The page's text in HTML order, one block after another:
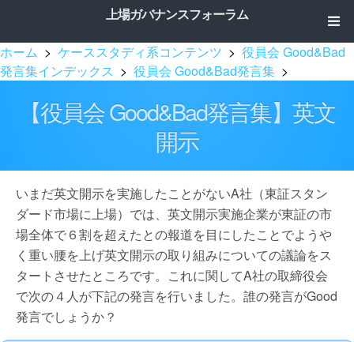
上場ガバナンスフォーラム
ホーム > ケーススタディ系コンテンツ > 役員会 Good&Bad
発言集インデックス > 役員会 Good&Bad発言集 >
【役員会 Good&Bad発言集】英文
開示
いまだ英文開示を実施したことがないA社（東証スタン
ダード市場に上場）では、英文開示実施企業が東証の市
場全体で６割を超えたとの報道を目にしたことでようや
く重い腰を上げ英文開示の取り組みについての議論をス
タートさせたところです。これに関してA社の取締役会
で次の４人が下記の発言を行いました。誰の発言がGood
発言でしょうか？